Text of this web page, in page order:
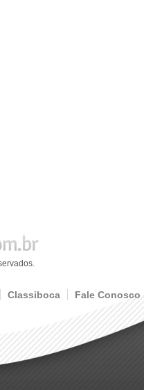
Classiboca Fale Conosco